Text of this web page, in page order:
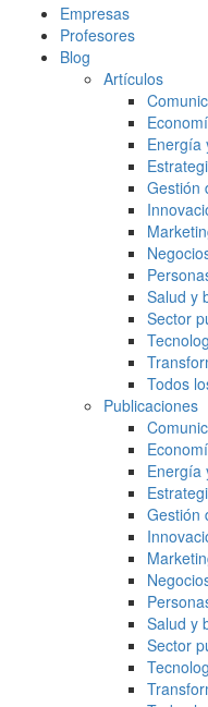
Empresas
Profesores
Blog
Artículos
Energía
Gestión
Salud y
Sector
Todos
Publicaciones
Energía
Gestión
Salud y
Sector